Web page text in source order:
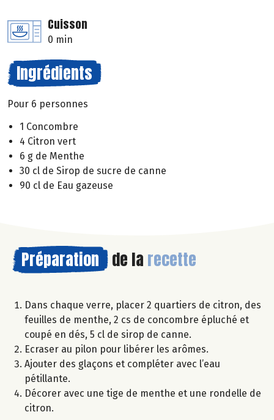
Cuisson
0 min
Ingrédients
Pour 6 personnes
1 Concombre
4 Citron vert
6 g de Menthe
30 cl de Sirop de sucre de canne
90 cl de Eau gazeuse
Préparation de la recette
Dans chaque verre, placer 2 quartiers de citron, des
feuilles de menthe, 2 cs de concombre épluché et
coupé en dés, 5 cl de sirop de canne.
Ecraser au pilon pour libérer les arômes.
Ajouter des glaçons et compléter avec l’eau
pétillante.
Décorer avec une tige de menthe et une rondelle de
citron.